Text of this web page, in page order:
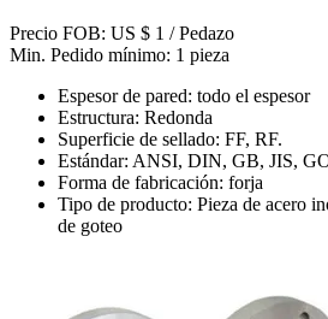
Precio FOB: US $ 1 / Pedazo
Min. Pedido mínimo: 1 pieza
Espesor de pared: todo el espesor
Estructura: Redonda
Superficie de sellado: FF, RF.
Estándar: ANSI, DIN, GB, JIS,
Forma de fabricación: forja
Tipo de producto: Pieza de acero
de goteo